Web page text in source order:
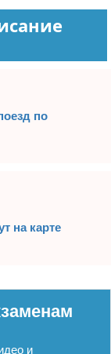
по
на карте
и